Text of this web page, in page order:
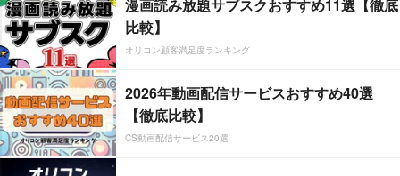
漫画読み放題サブスクおすすめ11選【徹底
比較】
オリコン顧客満足度ランキング
2026年動画配信サービスおすすめ40選
【徹底比較】
CS動画配信サービス20選